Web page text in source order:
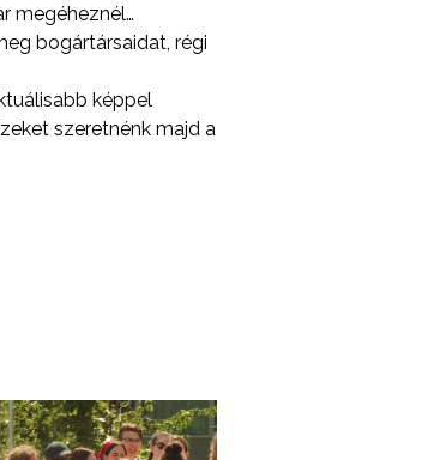
megéheznél…
bogártársaidat, régi
képpel
szeretnénk majd a